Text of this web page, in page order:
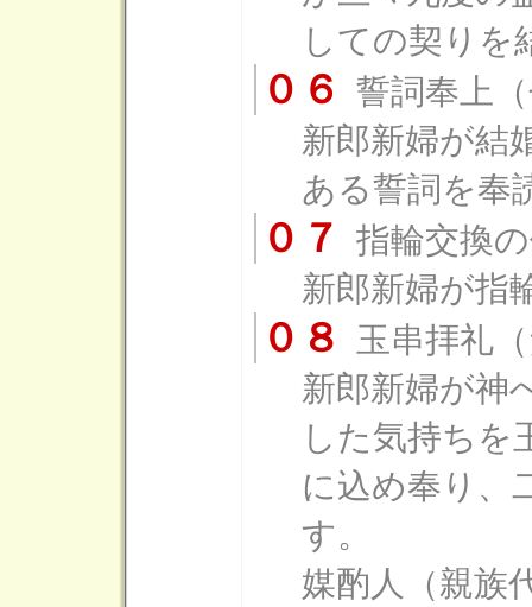
しての契りを
０６
誓詞奉上
新郎新婦が結
ある誓詞を奉
０７
指輪交換
新郎新婦が指
０８
玉串拝礼
新郎新婦が神
した気持ちを
に込め奉り、
す。
媒酌人（親族